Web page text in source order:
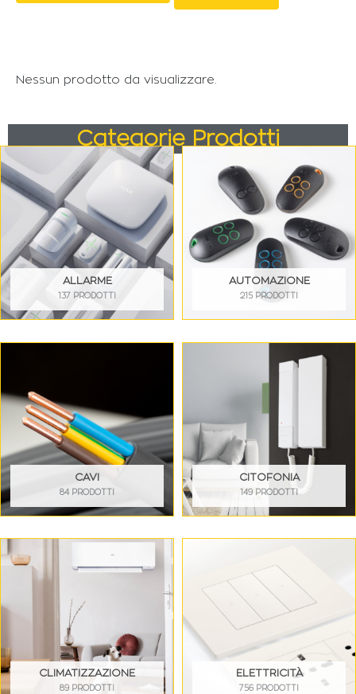
Nessun prodotto da visualizzare.
Categorie Prodotti
ALLARME
137 PRODOTTI
AUTOMAZIONE
215 PRODOTTI
CAVI
84 PRODOTTI
CITOFONIA
149 PRODOTTI
CLIMATIZZAZIONE
89 PRODOTTI
ELETTRICITÀ
756 PRODOTTI